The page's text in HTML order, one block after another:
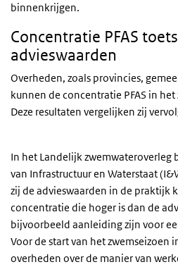
binnenkrijgen.
Concentratie PFAS
advieswaarden
Overheden, zoals provincies,
kunnen de concentratie PFAS in
Deze resultaten vergelijken zij
In het Landelijk zwemwateroverleg
van Infrastructuur en Waterstaat
zij de advieswaarden in de praktijk
concentratie die hoger is dan de
bijvoorbeeld aanleiding zijn voor
Voor de start van het zwemseizoen
overheden over de manier van